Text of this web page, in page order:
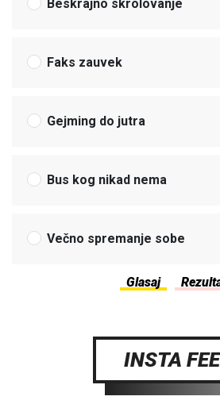
Beskrajno skrolovanje
Faks zauvek
Gejming do jutra
Bus kog nikad nema
Večno spremanje sobe
INSTA